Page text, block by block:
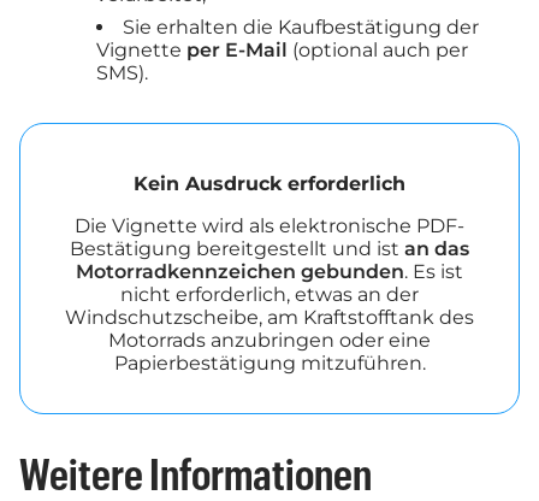
Sie erhalten die Kaufbestätigung der
Vignette per E-Mail (optional auch per
SMS).
Kein Ausdruck erforderlich
Die Vignette wird als elektronische PDF-
Bestätigung bereitgestellt und ist an das
Motorradkennzeichen gebunden. Es ist
nicht erforderlich, etwas an der
Windschutzscheibe, am Kraftstofftank des
Motorrads anzubringen oder eine
Papierbestätigung mitzuführen.
Weitere Informationen